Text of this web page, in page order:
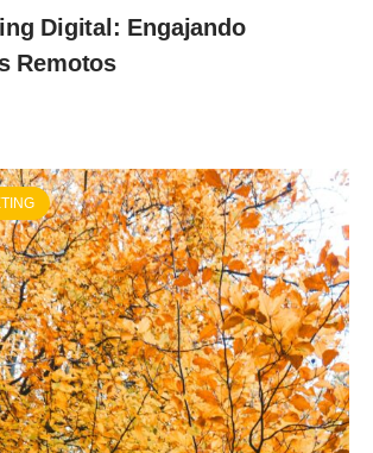
Digital: Engajando
Remotos